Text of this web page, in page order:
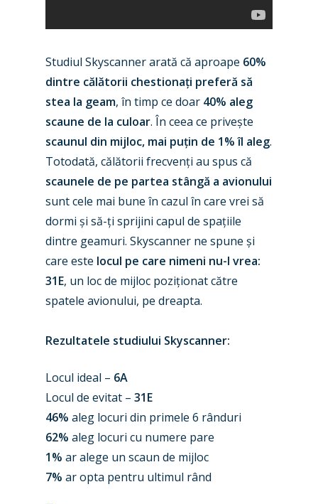
Studiul Skyscanner arată că aproape 60%
dintre călătorii chestionați preferă să
stea la geam, în timp ce doar 40% aleg
scaune de la culoar. În ceea ce privește
scaunul din mijloc, mai puțin de 1% îl aleg.
Totodată, călătorii frecvenți au spus că
scaunele de pe partea stângă a avionului
sunt cele mai bune în cazul în care vrei să
dormi și să-ți sprijini capul de spațiile
dintre geamuri. Skyscanner ne spune și
care este locul pe care nimeni nu-l vrea:
31E, un loc de mijloc poziționat către
spatele avionului, pe dreapta.
Rezultatele studiului Skyscanner:
Locul ideal – 6A
Locul de evitat – 31E
46% aleg locuri din primele 6 rânduri
62% aleg locuri cu numere pare
1% ar alege un scaun de mijloc
7% ar opta pentru ultimul rând
Dubai 2019
Contact